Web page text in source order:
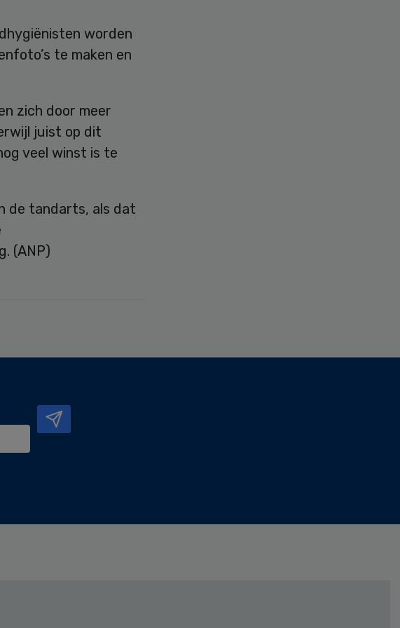
worden
te maken en
zich door meer
juist op dit
veel winst is te
de tandarts, als dat
(ANP)